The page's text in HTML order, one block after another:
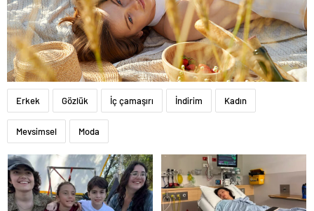
Erkek Gözlük İç çamaşırı İndirim Kadın
Mevsimsel Moda